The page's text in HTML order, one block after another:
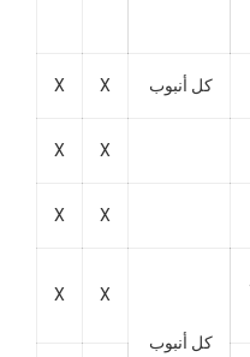
كل أنبوب X
X
X
X
X
X
كل أنبوب
X
X